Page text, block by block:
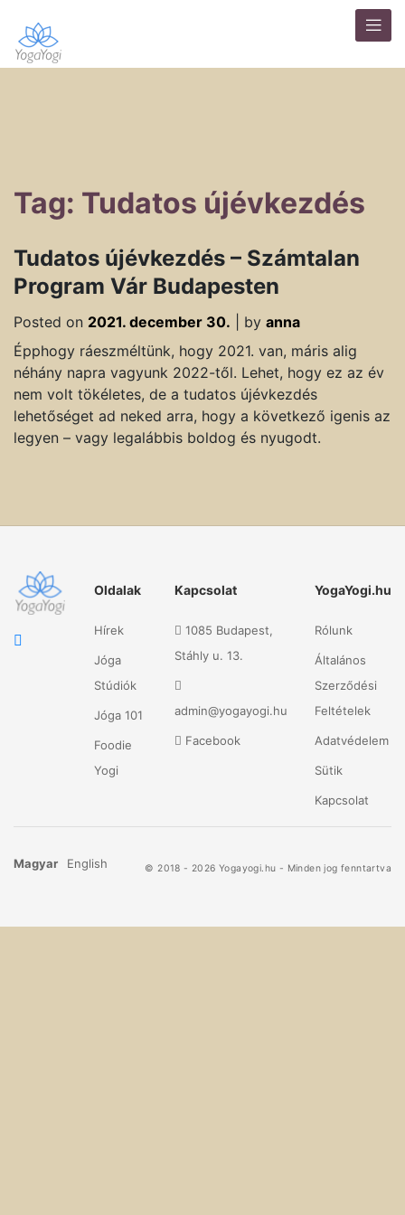
Tag: Tudatos újévkezdés
Tudatos újévkezdés – Számtalan
Program Vár Budapesten
Posted on 2021. december 30. by anna
Épphogy ráeszméltünk, hogy 2021. van, máris alig
néhány napra vagyunk 2022-től. Lehet, hogy ez az év
nem volt tökéletes, de a tudatos újévkezdés
lehetőséget ad neked arra, hogy a következő igenis az
legyen – vagy legalábbis boldog és nyugodt.
Oldalak
Hírek
Jóga
Stúdiók
Jóga 101
Foodie
Yogi
Kapcsolat
1085 Budapest,
Stáhly u. 13.
admin@yogayogi.hu
Facebook
YogaYogi.hu
Rólunk
Általános
Szerződési
Feltételek
Adatvédelem
Sütik
Kapcsolat
Magyar English © 2018 - 2026 Yogayogi.hu - Minden jog fenntartva